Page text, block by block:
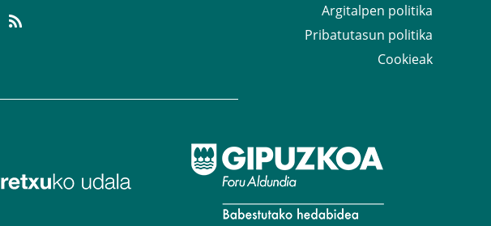
Argitalpen politika
Pribatutasun politika
Cookieak